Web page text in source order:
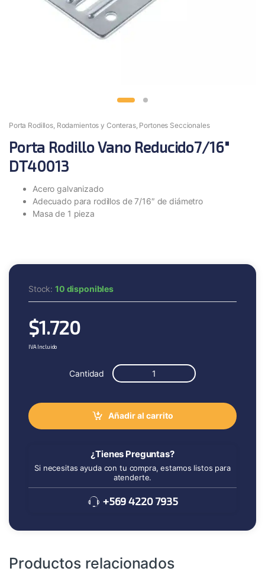
Porta Rodillos, Rodamientos y Conteras, Portones Seccionales
Porta Rodillo Vano Reducido7/16″
DT40013
Acero galvanizado
Adecuado para rodillos de 7/16″ de diámetro
Masa de 1 pieza
Stock:10 disponibles
$1.720
IVA Incluido
Cantidad
Añadir al carrito
¿Tienes Preguntas?
Si necesitas ayuda con tu compra, estamos listos para
atenderte.
+569 4220 7935
Productos relacionados